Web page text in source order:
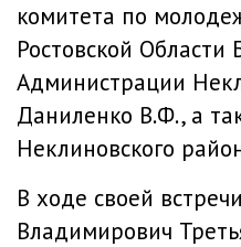
комитета по
Ростовской Области
Администрации
Даниленко В.Ф., а
Неклиновского
В ходе своей
Владимирович